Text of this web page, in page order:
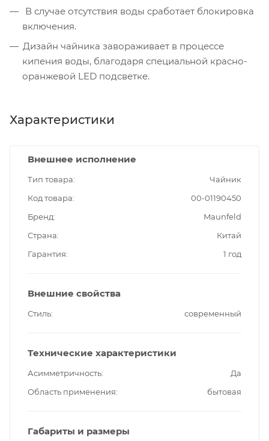
В случае отсутствия воды сработает блокировка
включения.
Дизайн чайника завораживает в процессе
кипения воды, благодаря специальной красно-
оранжевой LED подсветке.
Характеристики
Внешнее исполнение
Тип товара
Чайник
Код товара
00-01190450
Бренд
Maunfeld
Страна
Китай
Гарантия
1 год
Внешние свойства
Стиль современный
Технические характеристики
Асимметричность
Да
Область применения
бытовая
Габариты и размеры